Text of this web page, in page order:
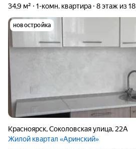
34,9 м² 1-комн. квартира 8 этаж из 18
новостройка
Красноярск,Соколовская улица, 22А
Жилой квартал «Аринский»